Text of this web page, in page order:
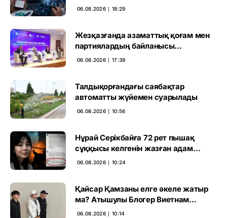
06.08.2026 ∣ 18:29
Жезқазғанда азаматтық қоғам мен
партиялардың байланысы
талқыланды
06.08.2026 ∣ 17:39
Талдықорғандағы саябақтар
автоматты жүйемен суарылады
06.08.2026 ∣ 10:56
Нұрай Серікбайға 72 рет пышақ
сұққысы келгенін жазған адам
ұсталды
06.08.2026 ∣ 10:24
Қайсар Қамзаны елге әкеле жатыр
ма? Атышулы Блогер Виетнам
әуежайында көзге түсті
06.08.2026 ∣ 10:14